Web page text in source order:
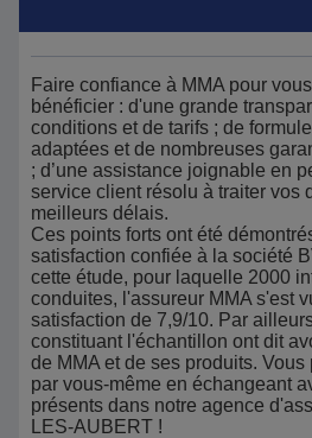
Faire confiance à MMA pour
bénéficier : d'une grande
conditions et de tarifs ; de
adaptées et de nombreuses
; d’une assistance joignable en
service client résolu à traiter vos
meilleurs délais.
Ces points forts ont été
satisfaction confiée à la société
cette étude, pour laquelle 2000
conduites, l'assureur MMA s'est
satisfaction de 7,9/10. Par
constituant l'échantillon ont dit
de MMA et de ses produits.
par vous-même en échangeant
présents dans notre agence
LES-AUBERT !